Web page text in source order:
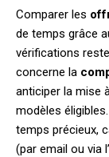
Comparer les
de temps grâce
vérifications
concerne la
anticiper la mise
modèles
temps précieux,
(par email ou via